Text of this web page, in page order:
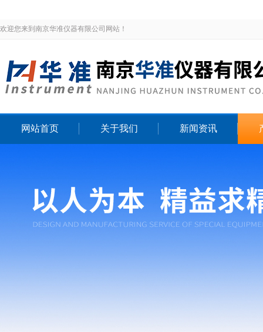
欢迎您来到南京华准仪器有限公司网站！
网站首页 关于我们 新闻资讯